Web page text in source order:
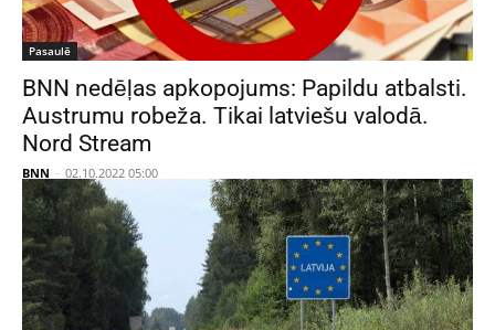
Pasaulē
BNN nedēļas apkopojums: Papildu atbalsti.
Austrumu robeža. Tikai latviešu valodā.
Nord Stream
BNN - 02.10.2022 05:00